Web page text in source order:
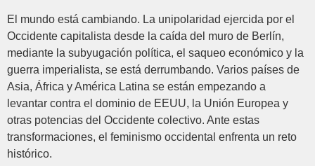
El mundo está cambiando. La unipolaridad ejercida por el
Occidente capitalista desde la caída del muro de Berlín,
mediante la subyugación política, el saqueo económico y la
guerra imperialista, se está derrumbando. Varios países de
Asia, África y América Latina se están empezando a
levantar contra el dominio de EEUU, la Unión Europea y
otras potencias del Occidente colectivo. Ante estas
transformaciones, el feminismo occidental enfrenta un reto
histórico.